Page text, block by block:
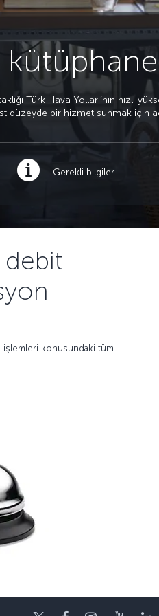
Türk Hava Yolları’nın hızlı
düzeyde bir hizmet sunmak için
Gerekli bilgiler
debit
işlemleri konusundaki tüm